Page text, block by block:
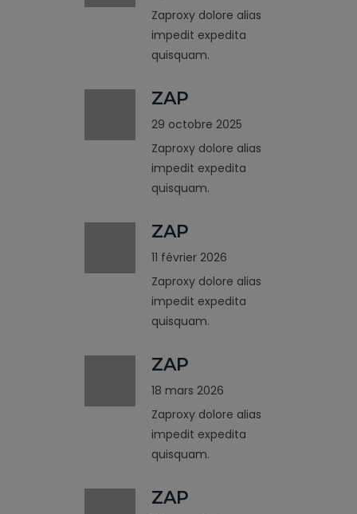
Zaproxy dolore alias
impedit expedita
quisquam.
ZAP
29 octobre 2025
Zaproxy dolore alias
impedit expedita
quisquam.
ZAP
11 février 2026
Zaproxy dolore alias
impedit expedita
quisquam.
ZAP
18 mars 2026
Zaproxy dolore alias
impedit expedita
quisquam.
ZAP